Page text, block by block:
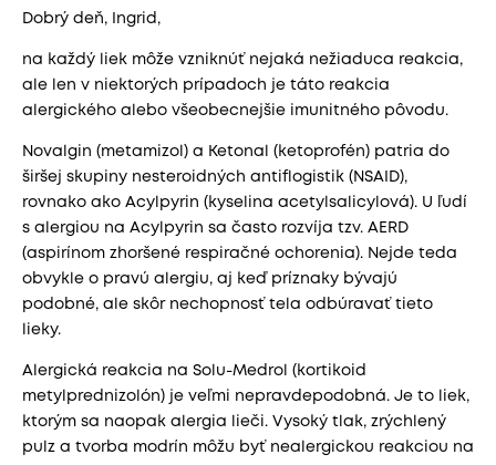
Dobrý deň, Ingrid,
na každý liek môže vzniknúť nejaká nežiaduca reakcia,
ale len v niektorých prípadoch je táto reakcia
alergického alebo všeobecnejšie imunitného pôvodu.
Novalgin (metamizol) a Ketonal (ketoprofén) patria do
širšej skupiny nesteroidných antiflogistik (NSAID),
rovnako ako Acylpyrin (kyselina acetylsalicylová). U ľudí
s alergiou na Acylpyrin sa často rozvíja tzv. AERD
(aspirínom zhoršené respiračné ochorenia). Nejde teda
obvykle o pravú alergiu, aj keď príznaky bývajú
podobné, ale skôr nechopnosť tela odbúravať tieto
lieky.
Alergická reakcia na Solu-Medrol (kortikoid
metylprednizolón) je veľmi nepravdepodobná. Je to liek,
ktorým sa naopak alergia lieči. Vysoký tlak, zrýchlený
pulz a tvorba modrín môžu byť nealergickou reakciou na